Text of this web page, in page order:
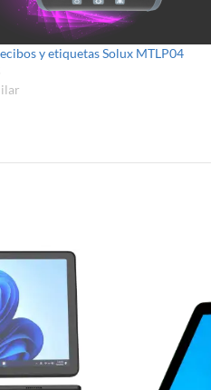
y etiquetas Solux MTLP04